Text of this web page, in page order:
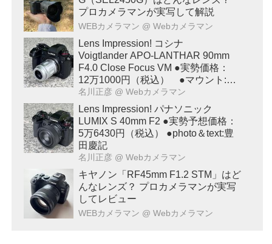
プロカメラマンが実写して解説
WEBカメラマン @ Webカメラマン
Lens Impression! コシナ
Voigtlander APO-LANTHAR 90mm
F4.0 Close Focus VM ●実勢価格：
12万1000円（税込） ●マウント:ベ
ッサM ●photo＆text:豊田慶記
名川正彦 @ Webカメラマン
Lens Impression! パナソニック
LUMIX S 40mm F2 ●実勢予想価格：
5万6430円（税込） ●photo＆text:豊
田慶記
名川正彦 @ Webカメラマン
キヤノン「RF45mm F1.2 STM」はど
んなレンズ？ プロカメラマンが実写
してレビュー
WEBカメラマン @ Webカメラマン